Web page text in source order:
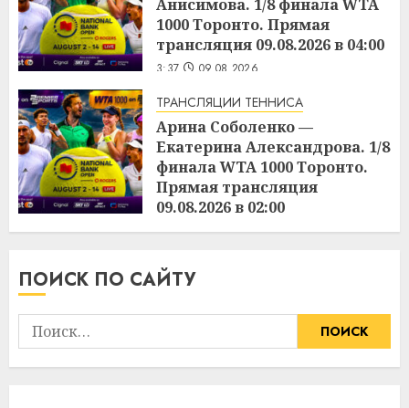
Анисимова. 1/8 финала WTA
1000 Торонто. Прямая
трансляция 09.08.2026 в 04:00
3:37 09.08.2026
ТРАНСЛЯЦИИ ТЕННИСА
Арина Соболенко —
Екатерина Александрова. 1/8
финала WTA 1000 Торонто.
Прямая трансляция
09.08.2026 в 02:00
3:36 09.08.2026
ПОИСК ПО САЙТУ
Найти: